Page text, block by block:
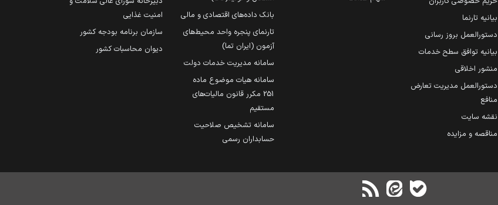
بیانیه تارنما
دستورالعمل بروز رسانی
بیانیه توافق سطح خدمات
منشور اخلاقی
دستورالعمل مدیریت تعارض
منافع
نقشه سایت
مناقصه و مزایده
بانک داده‌های اقتصادی و مالی
تارنمای پنجره واحد محیط‌های
آزمون (ایران تما)
سامانه مدیریت خدمات دولت
سامانه هیات موضوع ماده
251 مکرر قانون مالیات‌های
مستقیم
سامانه تشخیص صلاحیت
حسابداران رسمی
امنیت غذایی
سازمان برنامه بودجه کشور
دیوان محاسبات کشور